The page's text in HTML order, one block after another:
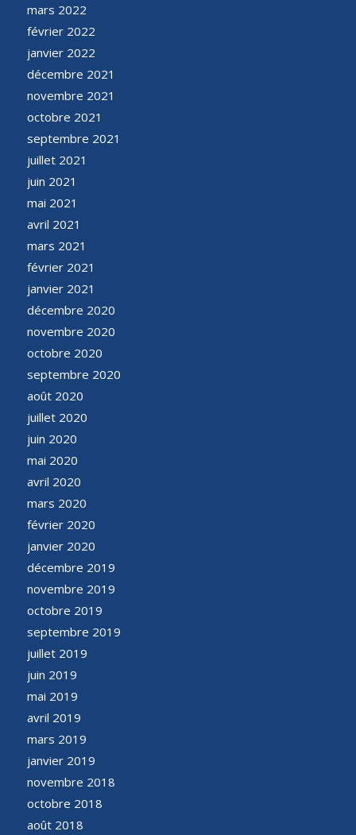
mars 2022
février 2022
janvier 2022
décembre 2021
novembre 2021
octobre 2021
septembre 2021
juillet 2021
juin 2021
mai 2021
avril 2021
mars 2021
février 2021
janvier 2021
décembre 2020
novembre 2020
octobre 2020
septembre 2020
août 2020
juillet 2020
juin 2020
mai 2020
avril 2020
mars 2020
février 2020
janvier 2020
décembre 2019
novembre 2019
octobre 2019
septembre 2019
juillet 2019
juin 2019
mai 2019
avril 2019
mars 2019
janvier 2019
novembre 2018
octobre 2018
août 2018